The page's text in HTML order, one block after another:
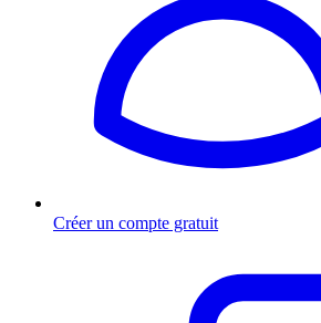
Créer un compte gratuit